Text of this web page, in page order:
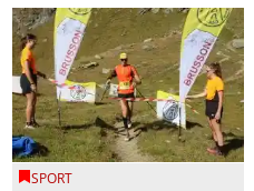
SPORT